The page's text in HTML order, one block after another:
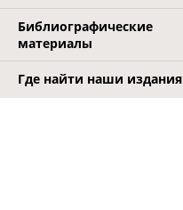
Библиографические
материалы
Где найти наши издания